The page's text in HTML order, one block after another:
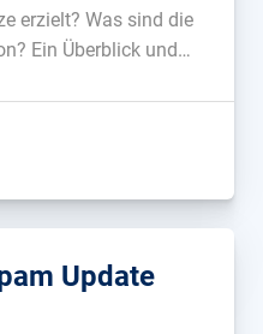
erzielt? Was sind die
Ein Überblick und
Update